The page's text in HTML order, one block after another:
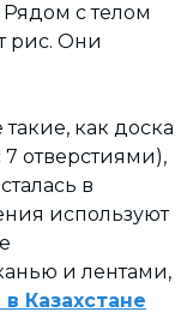
с телом
рис. Они
как доска
7 отверстиями),
в
используют
и лентами,
Казахстане